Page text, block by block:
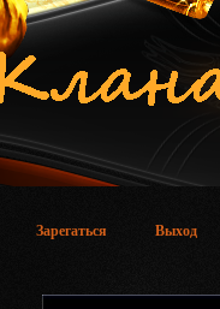
Зарегаться Выход